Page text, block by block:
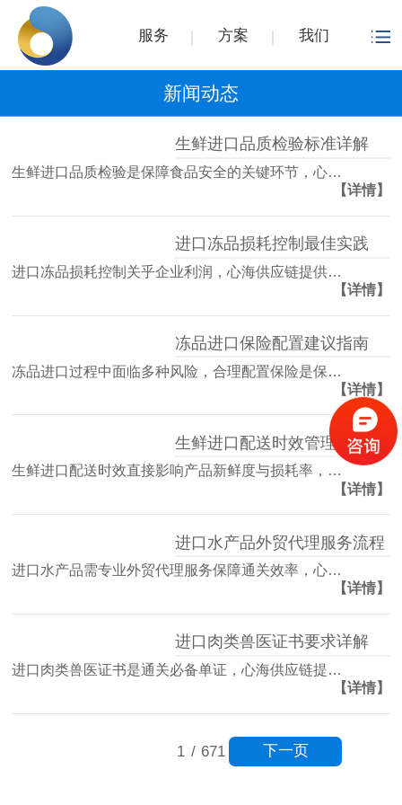
服务 方案 我们
新闻动态
生鲜进口品质检验标准详解
生鲜进口品质检验是保障食品安全的关键环节，心…
【详情】
进口冻品损耗控制最佳实践
进口冻品损耗控制关乎企业利润，心海供应链提供…
【详情】
冻品进口保险配置建议指南
冻品进口过程中面临多种风险，合理配置保险是保…
【详情】
生鲜进口配送时效管理方案
生鲜进口配送时效直接影响产品新鲜度与损耗率，…
【详情】
进口水产品外贸代理服务流程
进口水产品需专业外贸代理服务保障通关效率，心…
【详情】
进口肉类兽医证书要求详解
进口肉类兽医证书是通关必备单证，心海供应链提…
【详情】
1 / 671 下一页